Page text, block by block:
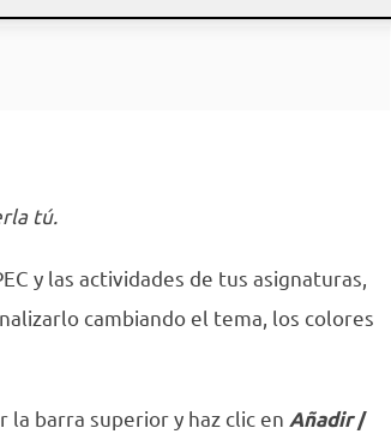
tú.
y las actividades de tus asignaturas,
cambiando el tema, los colores
la barra superior y haz clic en Añadir/